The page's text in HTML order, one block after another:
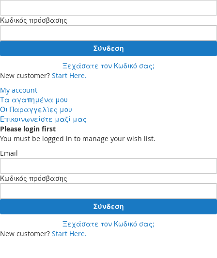
Κωδικός πρόσβασης
Σύνδεση
Ξεχάσατε τον Κωδικό σας;
New customer? Start Here.
My account
Τα αγαπημένα μου
Οι Παραγγελίες μου
Επικοινωνείστε μαζί μας
Please login first
You must be logged in to manage your wish list.
Email
Κωδικός πρόσβασης
Σύνδεση
Ξεχάσατε τον Κωδικό σας;
New customer? Start Here.